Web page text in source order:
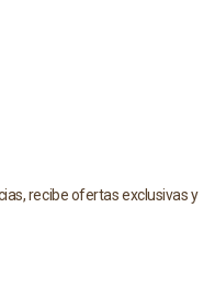
recibe ofertas exclusivas y